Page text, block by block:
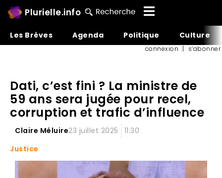
Plurielle.info
Les Brèves Agenda Politique Culture
connexion | s’abonner
Dati, c’est fini ? La ministre de
59 ans sera jugée pour recel,
corruption et trafic d’influence
Claire Méluire23 juillet 2025
11:30
Justice